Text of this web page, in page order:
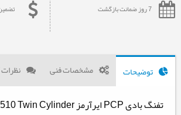
7 روز ضمانت بازگشت
توضیحات مشخصات فنی
تفنگ بادی PCP ایرآرمز S510 Twin Cylinder